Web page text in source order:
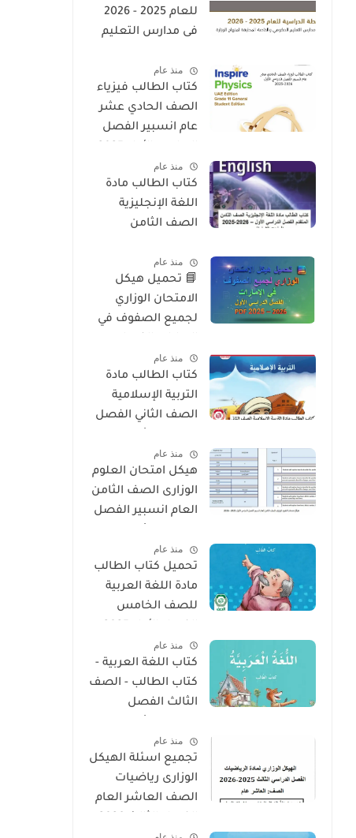
للعام 2025 - 2026
فى مدارس التعليم
المطبقة لمنهاج
الوزارة فى الامارات
منذ عام
كتاب الطالب فيزياء
الصف الحادي عشر
عام انسبير الفصل
2026منذ عام
كتاب الطالب مادة
اللغة الإنجليزية
الصف الثامن
2026 – المنهج
الإماراتي
منذ عام
📘 تحميل هيكل
الامتحان الوزاري
لجميع الصفوف في
2026 PDF
منذ عام
كتاب الطالب مادة
التربية الإسلامية
الصف الثاني الفصل
2026 منهج الاماراتمنذ عام
هيكل امتحان العلوم
الوزارى الصف الثامن
العام انسبير الفصل
2026منذ عام
تحميل كتاب الطالب
مادة اللغة العربية
للصف الخامس
2026 منهج الإماراتمنذ عام
كتاب اللغة العربية -
كتاب الطالب - الصف
الثالث الفصل
2026 منهج الإماراتمنذ عام
تجميع اسئلة الهيكل
الوزارى رياضيات
الصف العاشر العام